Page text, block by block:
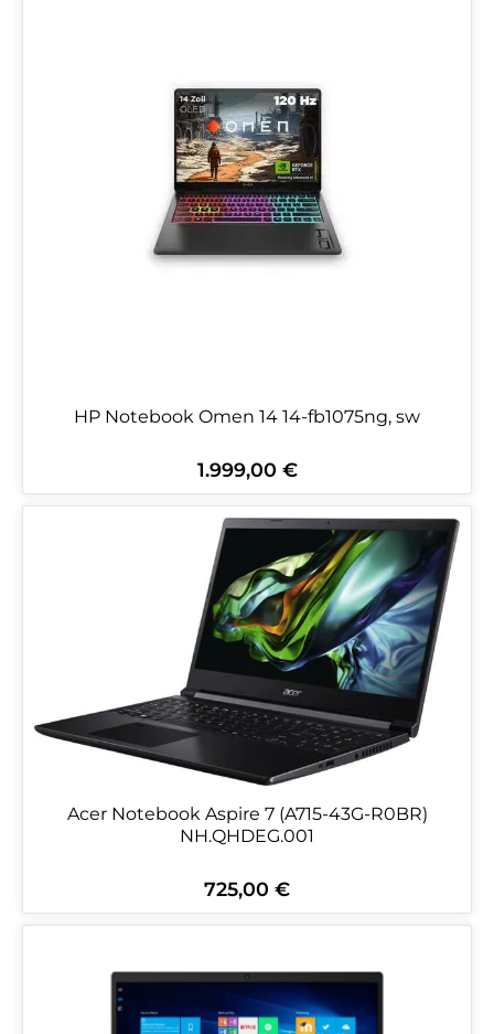
HP Notebook Omen 14 14-fb1075ng, sw
Regulärer Preis:
1.999,00 €
Acer Notebook Aspire 7 (A715-43G-R0BR)
NH.QHDEG.001
Regulärer Preis:
725,00 €